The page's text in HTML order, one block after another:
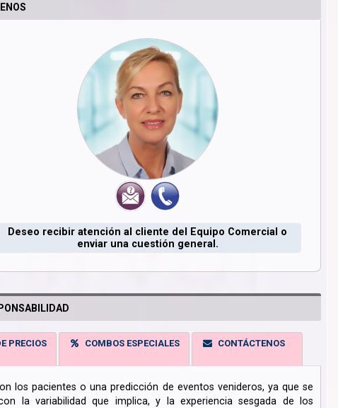
Deseo recibir atención al cliente del Equipo Comercial o
enviar una cuestión general.
PRECIOS COMBOS ESPECIALES CONTÁCTENOS
los pacientes o una predicción de eventos venideros, ya que se
la variabilidad que implica, y la experiencia sesgada de los